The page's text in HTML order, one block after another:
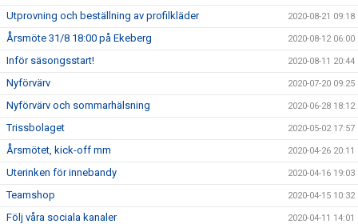
Utprovning och beställning av profilkläder 2020-08-21 09:18
Årsmöte 31/8 18:00 på Ekeberg 2020-08-12 06:00
Inför säsongsstart! 2020-08-11 20:44
Nyförvärv 2020-07-20 09:25
Nyförvärv och sommarhälsning 2020-06-28 18:12
Trissbolaget 2020-05-02 17:57
Årsmötet, kick-off mm 2020-04-26 20:11
Uterinken för innebandy 2020-04-16 19:03
Teamshop 2020-04-15 10:32
Följ våra sociala kanaler 2020-04-11 14:01